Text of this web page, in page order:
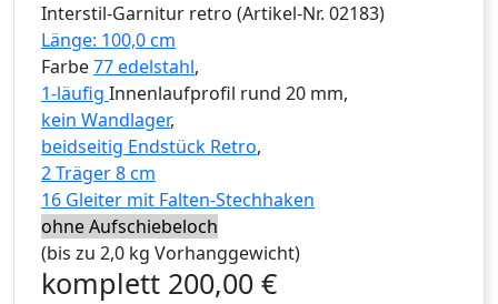
Interstil-Garnitur retro (Artikel-Nr. 02183)
Länge: 100,0 cm
Farbe77 edelstahl,
1-läufig Innenlaufprofil rund 20 mm,
kein Wandlager,
beidseitig Endstück Retro,
2 Träger 8 cm
16 Gleiter mit Falten-Stechhaken
ohne Aufschiebeloch
(bis zu 2,0 kg Vorhanggewicht)
komplett 200,00 €